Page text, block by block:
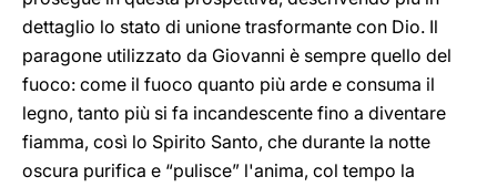
dettaglio lo stato di unione trasformante con Dio. Il
paragone utilizzato da Giovanni è sempre quello del
fuoco: come il fuoco quanto più arde e consuma il
legno, tanto più si fa incandescente fino a diventare
fiamma, così lo Spirito Santo, che durante la notte
oscura purifica e “pulisce” l'anima, col tempo la